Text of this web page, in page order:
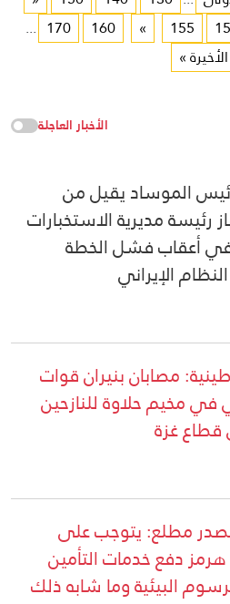
155
»
160
170
...
الأخيرة »
الأخبار العاجلة
رئيس الموساد يقيل من
رئيسة مديرية الاستخبارات
في أعقاب فشل الخطة
الإيراني
مصابان بنيران قوات
في مخيم حلاوة للنازحين
قطاع غزة
مطلع: يتوجب على
دفع خدمات التأمين
البيئية وما شابه ذلك